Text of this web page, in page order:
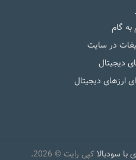
به گام
در سایت
دیجیتال
ارزهای دیجیتال
سودبالا کپی رایت © 2026.